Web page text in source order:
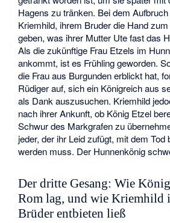
Hagens zu tränken. Bei dem
Kriemhild, ihrem Bruder die Hand
geben, was ihrer Mutter Ute fast das
Als die zukünftige Frau Etzels im
ankommt, ist es Frühling geworden.
die Frau aus Burgunden erblickt hat,
Rüdiger auf, sich ein Königreich aus
als Dank auszusuchen. Kriemhild
nach ihrer Ankunft, ob König Etzel
Schwur des Markgrafen zu
jeder, der ihr Leid zufügt, mit dem Tod
werden muss. Der Hunnenkönig
Der dritte Gesang: Wie
Rom lag, und wie Kriemhild
Brüder entbieten ließ